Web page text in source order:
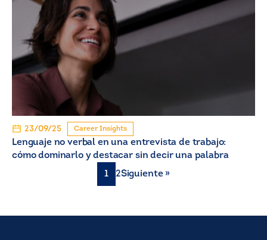
23/09/25 Career Insights
Lenguaje no verbal en una entrevista de trabajo:
cómo dominarlo y destacar sin decir una palabra
1
2Siguiente »